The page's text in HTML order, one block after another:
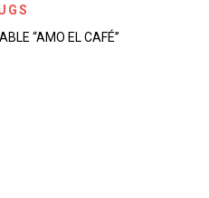
“AMO EL CAFÉ”